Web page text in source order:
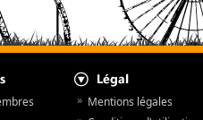
Mentions légales